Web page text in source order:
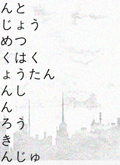
と
ょう
つ
はく
うたん
し
う
じゅ